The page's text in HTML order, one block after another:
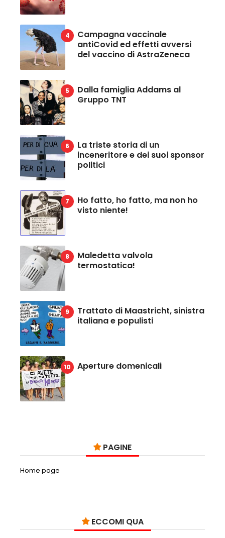
Campagna vaccinale
antiCovid ed effetti avversi
del vaccino di AstraZeneca
Dalla famiglia Addams al
Gruppo TNT
La triste storia di un
inceneritore e dei suoi sponsor
politici
Ho fatto, ho fatto, ma non ho
visto niente!
Maledetta valvola
termostatica!
Trattato di Maastricht, sinistra
italiana e populisti
Aperture domenicali
PAGINE
Home page
ECCOMI QUA